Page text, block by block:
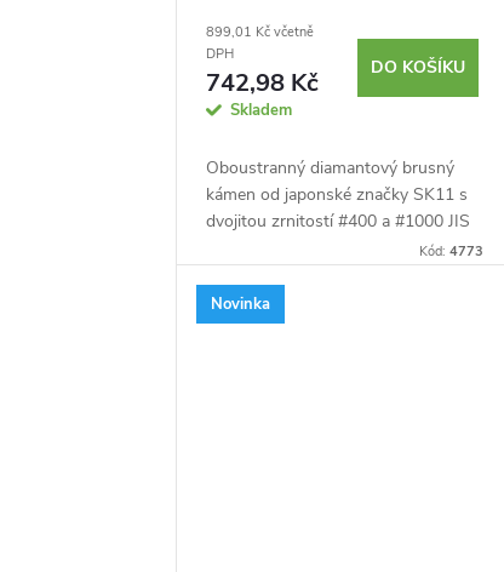
899,01 Kč včetně
DPH
742,98 Kč
Skladem
DO KOŠÍKU
Oboustranný diamantový brusný
kámen od japonské značky SK11 s
dvojitou zrnitostí #400 a #1000 JIS
karbidu a dalších....
Kód:4773
Novinka